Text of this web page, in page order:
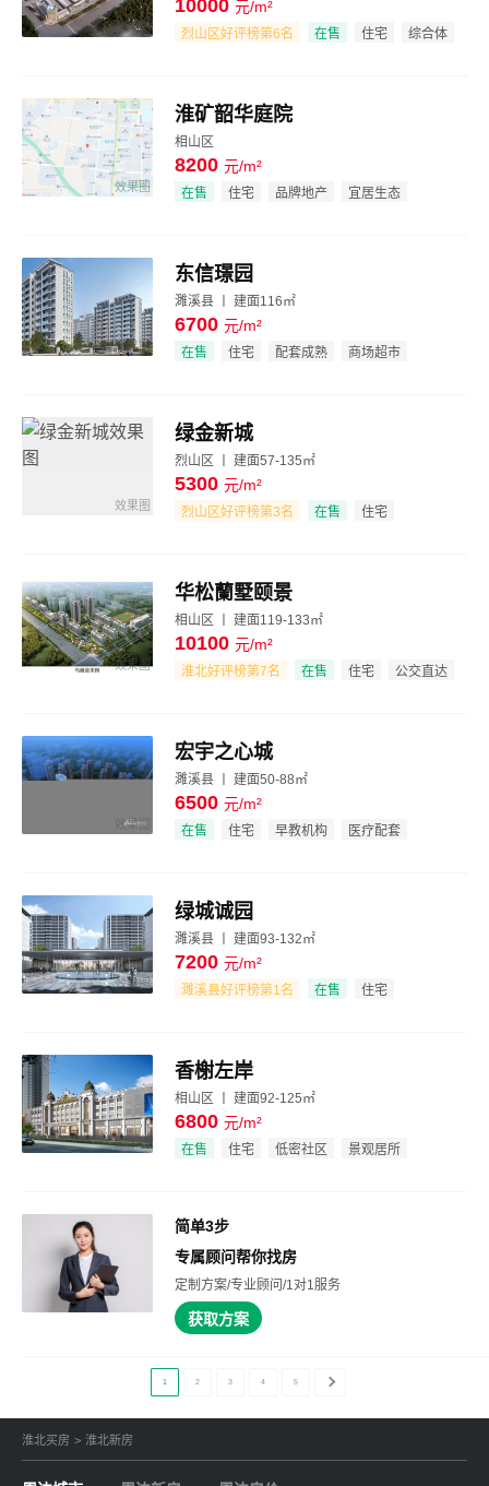
效果图
10000 元/m²
烈山区好评榜第6名 在售 住宅
综合体
效果图
淮矿韶华庭院
相山区
8200 元/m²
在售 住宅 品牌地产 宜居生态
效果图
东信璟园
濉溪县 丨 建面116㎡
6700 元/m²
在售 住宅 配套成熟 商场超市
效果图
绿金新城
烈山区 丨 建面57-135㎡
5300 元/m²
烈山区好评榜第3名 在售
住宅
效果图
华松蘭墅颐景
相山区 丨 建面119-133㎡
10100 元/m²
淮北好评榜第7名 在售 住宅
公交直达
效果图
宏宇之心城
濉溪县 丨 建面50-88㎡
6500 元/m²
在售 住宅 早教机构 医疗配套
效果图
绿城诚园
濉溪县 丨 建面93-132㎡
7200 元/m²
濉溪县好评榜第1名 在售
住宅
效果图
香榭左岸
相山区 丨 建面92-125㎡
6800 元/m²
在售 住宅 低密社区 景观居所
简单3步
专属顾问帮你找房
定制方案/专业顾问/1对1服务
获取方案
1 2 3 4 5
淮北买房 > 淮北新房